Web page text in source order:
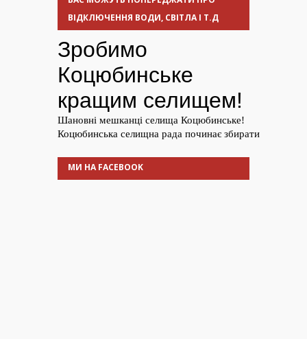
ВІДКЛЮЧЕННЯ ВОДИ, СВІТЛА І Т.Д
МИ НА FACEBOOK